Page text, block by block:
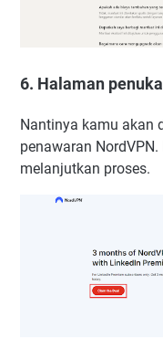
6. Halaman
Nantinya kamu akan
penawaran
melanjutkan proses.